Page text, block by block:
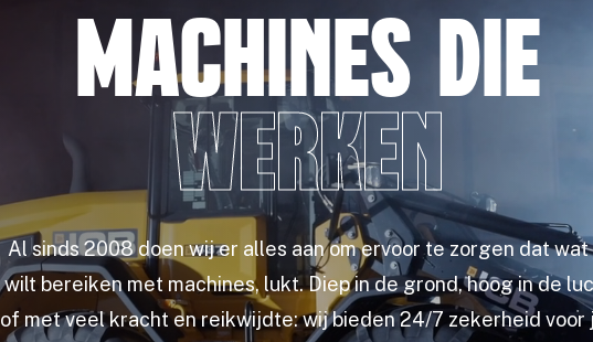
Machines die
werken
Al sinds 2008 doen wij er alles aan om ervoor te zorgen dat
wilt bereiken met machines, lukt. Diep in de grond, hoog in de
of met veel kracht en reikwijdte: wij bieden 24/7 zekerheid voor